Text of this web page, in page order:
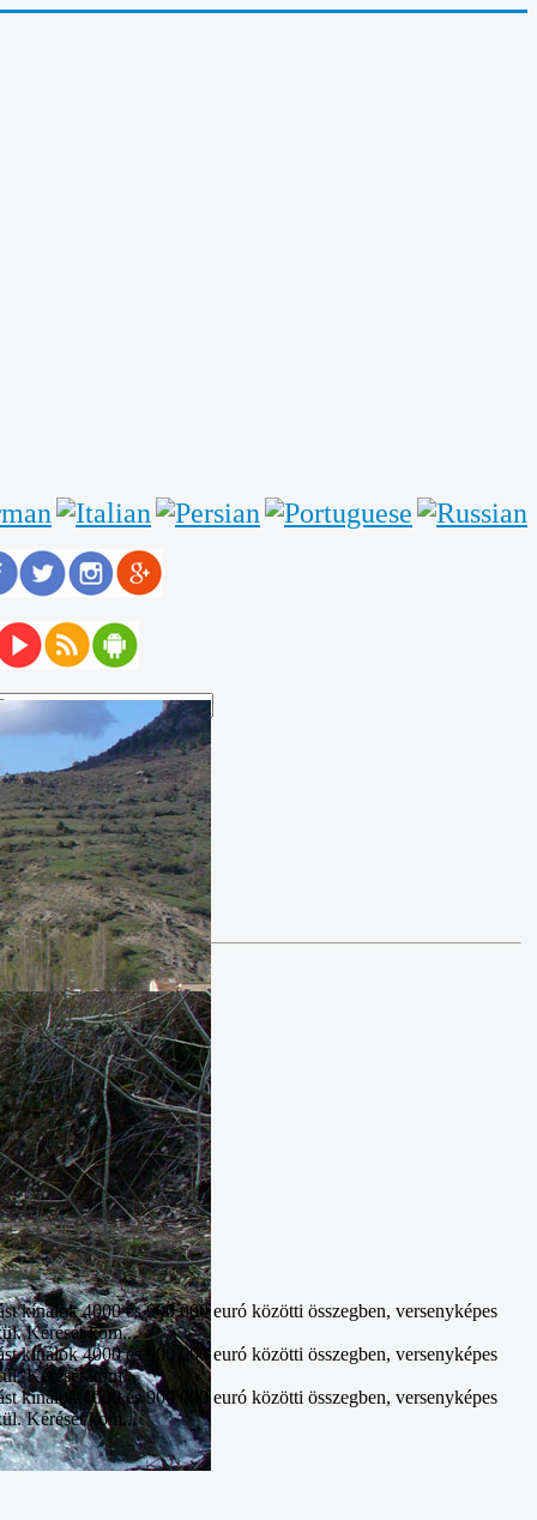
kínálok 4000 és 900 000 euró közötti összegben, versenyképes
Kérését kom...
kínálok 4000 és 900 000 euró közötti összegben, versenyképes
Kérését kom...
kínálok 4000 és 900 000 euró közötti összegben, versenyképes
Kérését kom...